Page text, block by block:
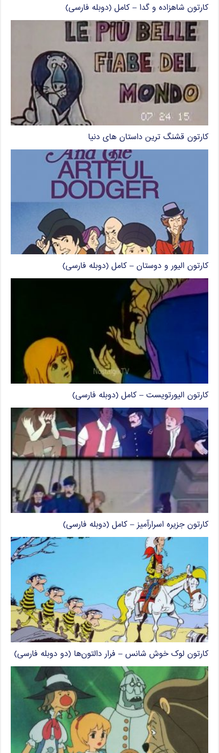
کارتون شاهزاده و گدا – کامل (دوبله فارسی)
کارتون قشنگ ترین داستان های دنیا
کارتون الیور و دوستان – کامل (دوبله فارسی)
کارتون الیورتویست – کامل (دوبله فارسی)
کارتون جزیره اسرارآمیز – کامل (دوبله فارسی)
کارتون لوک خوش شانس – فرار دالتون‌ها (دو دوبله فارسی)